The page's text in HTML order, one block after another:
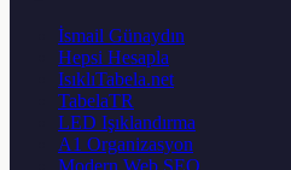
İsmail Günaydın
Hepsi Hesapla
IsıklıTabela.net
TabelaTR
LED Işıklandırma
A1 Organizasyon
Modern Web SEO